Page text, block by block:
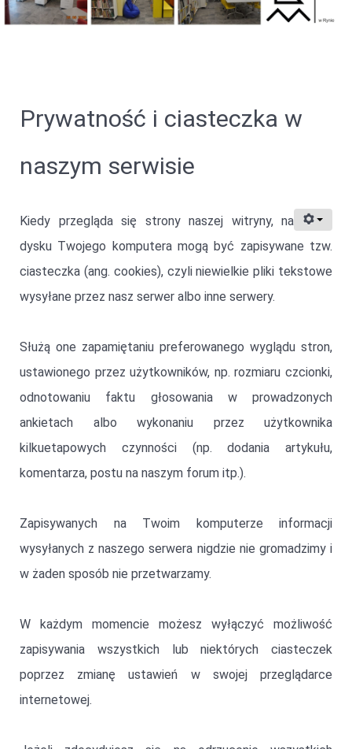
Prywatność i ciasteczka w
naszym serwisie
Kiedy przegląda się strony naszej witryny, na
dysku Twojego komputera mogą być zapisywane tzw.
ciasteczka (ang. cookies), czyli niewielkie pliki tekstowe
wysyłane przez nasz serwer albo inne serwery.
Służą one zapamiętaniu preferowanego wyglądu stron,
ustawionego przez użytkowników, np. rozmiaru czcionki,
odnotowaniu faktu głosowania w prowadzonych
ankietach albo wykonaniu przez użytkownika
kilkuetapowych czynności (np. dodania artykułu,
komentarza, postu na naszym forum itp.).
Zapisywanych na Twoim komputerze informacji
wysyłanych z naszego serwera nigdzie nie gromadzimy i
w żaden sposób nie przetwarzamy.
W każdym momencie możesz wyłączyć możliwość
zapisywania wszystkich lub niektórych ciasteczek
poprzez zmianę ustawień w swojej przeglądarce
internetowej.